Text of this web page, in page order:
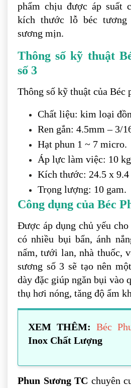
phẩm chịu được áp suất
kích thước lỗ béc tương
sương mịn.
Thông số kỹ thuật
số 3
Thông số kỹ thuật của Béc
Chất liệu: kim loại
Ren gắn: 4.5mm – 3/
Hạt phun 1 ~ 7 micro.
Áp lực làm việc: 10
Kích thước: 24.5 x 9.4
Trọng lượng: 10 gam.
Công dụng của Béc
Được áp dụng chủ yếu
có nhiều bụi bẩn, ánh
nấm, tưới lan, nhà thuốc,
sương số 3 sẽ tạo nên
dày đặc giúp ngăn bụi vào
thụ hơi nóng, tăng độ ẩm
XEM THÊM: Béc
Inox Chất Lượng
Phun Sương TC chuyên